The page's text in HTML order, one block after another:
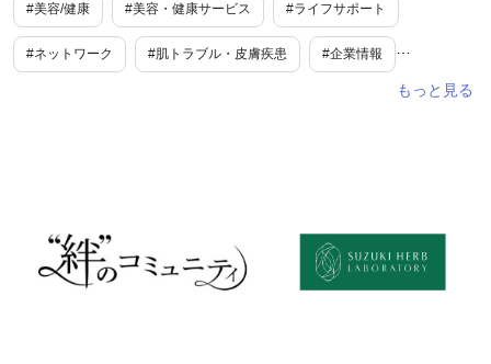
#美容/健康 #美容・健康サービス #ライフサポート
#ネットワーク #肌トラブル・皮膚疾患 #企業情報